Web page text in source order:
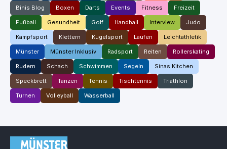
Binis Blog Boxen Darts Events Fitness Freizeit
Fußball Gesundheit Golf Handball Interview Judo
Kampfsport Klettern Kugelsport Laufen Leichtathletik
Münster Münster Inklusiv Radsport Reiten Rollerskating
Rudern Schach Schwimmen Segeln Sinas Kitchen
Speckbrett Tanzen Tennis Tischtennis Triathlon
Turnen Volleyball Wasserball